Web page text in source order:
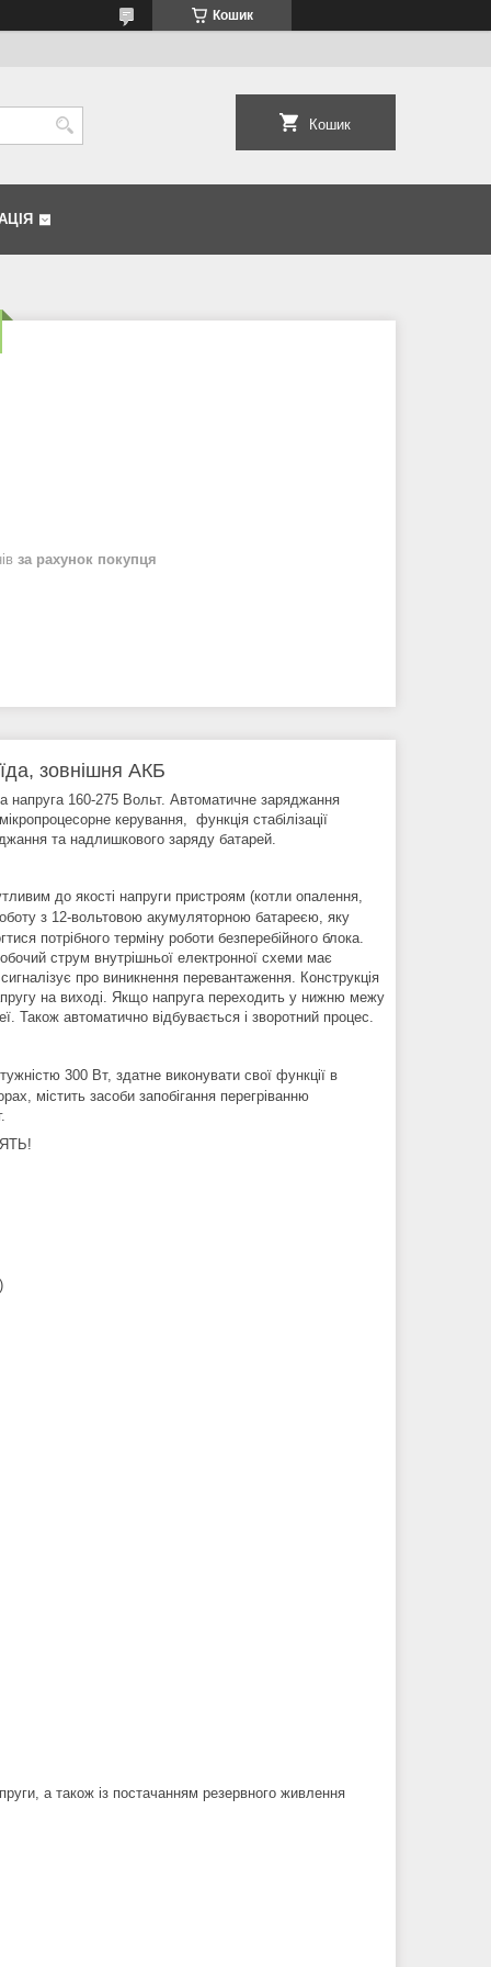
Кошик
Кошик
за рахунок покупця
зовнішня АКБ
напруга 160-275 Вольт. Автоматичне заряджання
керування, функція стабілізації
та надлишкового заряду батарей.
до якості напруги пристроям (котли опалення,
з 12-вольтовою акумуляторною батареєю, яку
потрібного терміну роботи безперебійного блока.
струм внутрішньої електронної схеми має
про виникнення перевантаження. Конструкція
на виході. Якщо напруга переходить у нижню межу
Також автоматично відбувається і зворотний процес.
300 Вт, здатне виконувати свої функції в
містить засоби запобігання перегріванню
а також із постачанням резервного живлення